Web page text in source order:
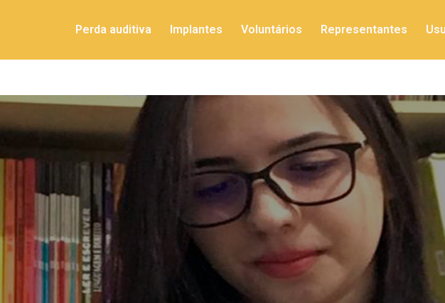
Perda auditiva Implantes Voluntários Representantes